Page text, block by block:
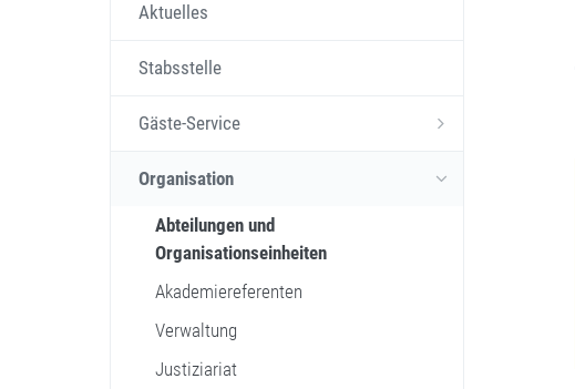
Aktuelles
Stabsstelle
Gäste-Service
Organisation
Abteilungen und
Organisationseinheiten
Akademiereferenten
Verwaltung
Justiziariat